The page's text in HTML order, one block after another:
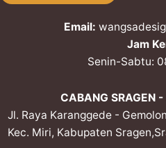
Email:
Jam
Senin-Sabtu:
CABANG SRAGEN
Jl. Raya Karanggede -
Kec. Miri, Kabupaten